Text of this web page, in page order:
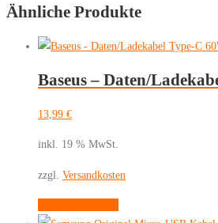
USB
Lightning
YXF212896
Ähnliche Produkte
Baseus – Daten/
13,99 €
inkl. 19 % MwSt.
zzgl. Versandkosten